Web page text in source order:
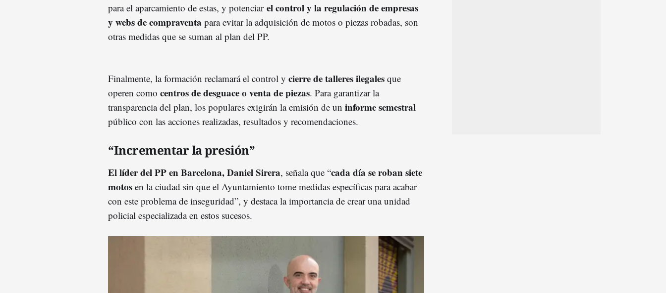
para el aparcamiento de estas, y potenciar el control y la regulación de empresas
y webs de compraventa para evitar la adquisición de motos o piezas robadas, son
otras medidas que se suman al plan del PP.
Finalmente, la formación reclamará el control y cierre de talleres ilegales que
operen como centros de desguace o venta de piezas. Para garantizar la
transparencia del plan, los populares exigirán la emisión de un informe semestral
público con las acciones realizadas, resultados y recomendaciones.
“Incrementar la presión”
El líder del PP en Barcelona, Daniel Sirera, señala que “cada día se roban siete
motos en la ciudad sin que el Ayuntamiento tome medidas específicas para acabar
con este problema de inseguridad”, y destaca la importancia de crear una unidad
policial especializada en estos sucesos.